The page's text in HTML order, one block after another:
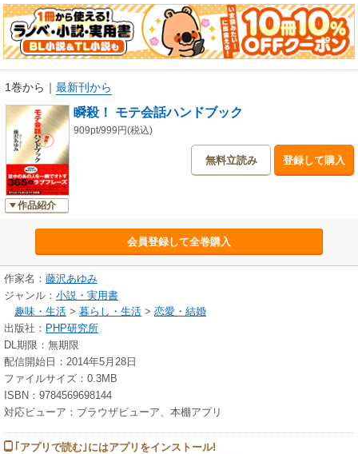
1巻から ｜ 最新刊から
作品紹介
瞬殺！ モテ会話ハンドブック
909pt/999円(税込)
無料立読み 登録して購入
会員登録して全巻購入
作家名： 藤沢あゆみ
ジャンル： 小説・実用書
趣味・生活 > 暮らし・生活 > 恋愛・結婚
出版社： PHP研究所
DL期限：無期限
配信開始日：2014年5月28日
ファイルサイズ：0.3MB
ISBN：9784569698144
対応ビューア：ブラウザビューア、本棚アプリ
｢アプリで読む｣にはアプリをインストール!